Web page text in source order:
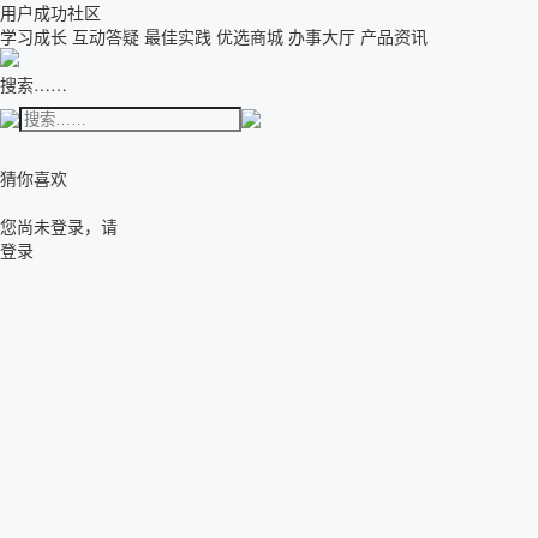
用户成功社区
学习成长 互动答疑 最佳实践 优选商城 办事大厅 产品资讯
搜索……
猜你喜欢
您尚未登录，请
登录